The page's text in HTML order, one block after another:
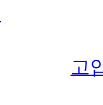
고